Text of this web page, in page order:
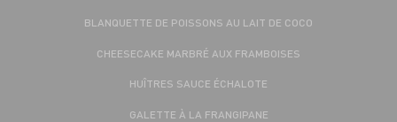
BLANQUETTE DE POISSONS AU LAIT DE COCO
CHEESECAKE MARBRÉ AUX FRAMBOISES
HUÎTRES SAUCE ÉCHALOTE
GALETTE À LA FRANGIPANE